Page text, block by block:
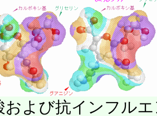
および抗インフル